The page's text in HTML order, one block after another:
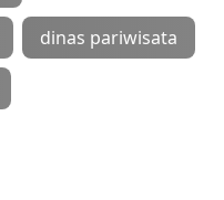
dinas pariwisata